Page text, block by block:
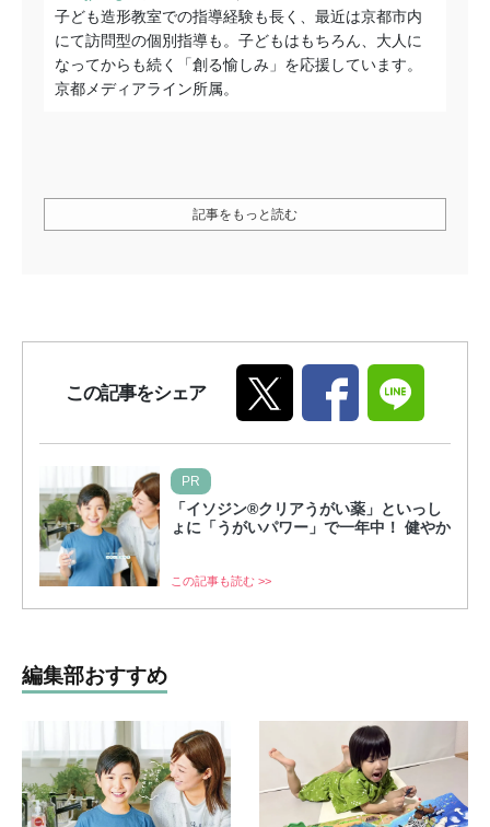
子ども造形教室での指導経験も長く、最近は京都市内
にて訪問型の個別指導も。子どもはもちろん、大人に
なってからも続く「創る愉しみ」を応援しています。
京都メディアライン所属。
記事をもっと読む
この記事をシェア
PR
「イソジン®クリアうがい薬」といっし
ょに「うがいパワー」で一年中！ 健やか
この記事も読む >>
編集部おすすめ